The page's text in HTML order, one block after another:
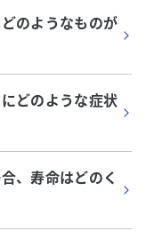
のようなものが
どのような症状
、寿命はどのく